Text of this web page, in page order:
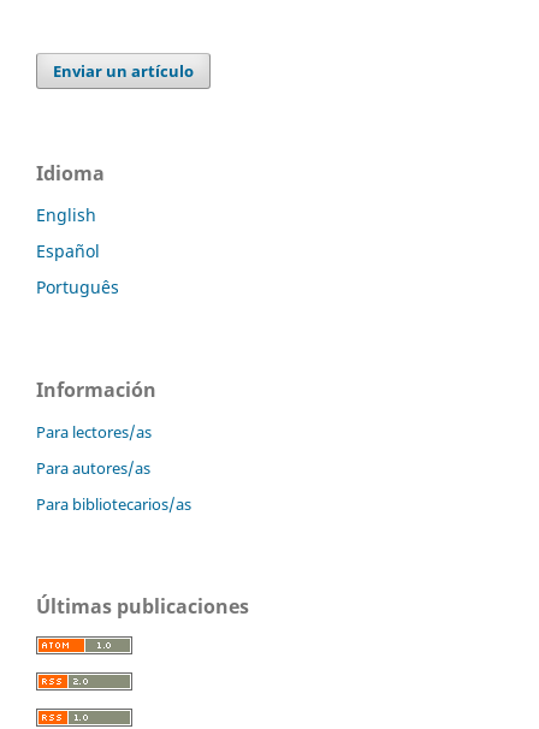
Enviar un artículo
Idioma
English
Español
Português
Información
Para lectores/as
Para autores/as
Para bibliotecarios/as
Últimas publicaciones